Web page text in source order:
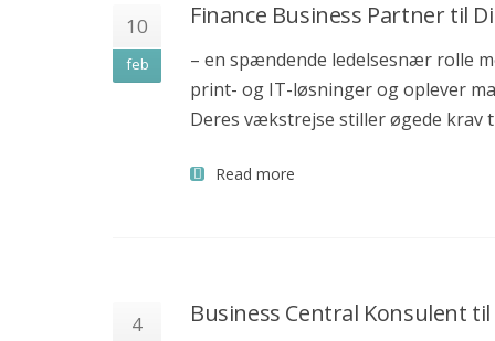
10
feb
Finance Business Partner til
– en spændende ledelsesnær rolle
print- og IT-løsninger og oplever
Deres vækstrejse stiller øgede
Read more
4 Business Central Konsulent til
8200 Aarhus N
Dalumvej 75
5250 Odense SV
Gammel Kongevej 35
+45 71 99 02 10
Gammel Kongevej 35